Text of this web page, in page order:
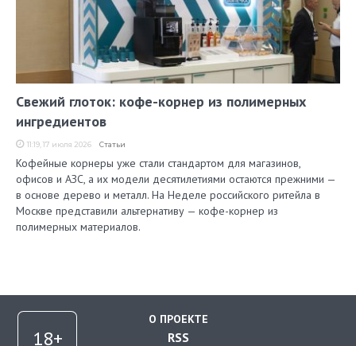
Свежий глоток: кофе-корнер из полимерных
ингредиентов
11:19, 17 июля 2026 Статьи
Кофейные корнеры уже стали стандартом для магазинов,
офисов и АЗС, а их модели десятилетиями остаются прежними —
в основе дерево и металл. На Неделе российского ритейла в
Москве представили альтернативу — кофе-корнер из
полимерных материалов.
О ПРОЕКТЕ
RSS